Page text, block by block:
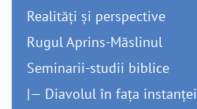
Realități și perspective
Rugul Aprins-Măslinul
Seminarii-studii biblice
|— Diavolul în fața instanței